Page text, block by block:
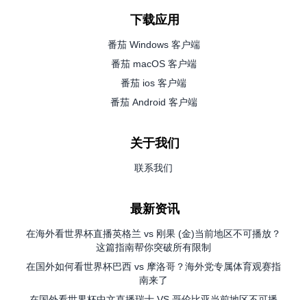
下载应用
番茄 Windows 客户端
番茄 macOS 客户端
番茄 ios 客户端
番茄 Android 客户端
关于我们
联系我们
最新资讯
在海外看世界杯直播英格兰 vs 刚果 (金)当前地区不可播放？
这篇指南帮你突破所有限制
在国外如何看世界杯巴西 vs 摩洛哥？海外党专属体育观赛指
南来了